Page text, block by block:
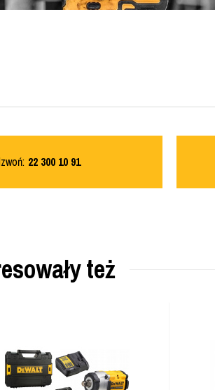
22 300 10 91
też